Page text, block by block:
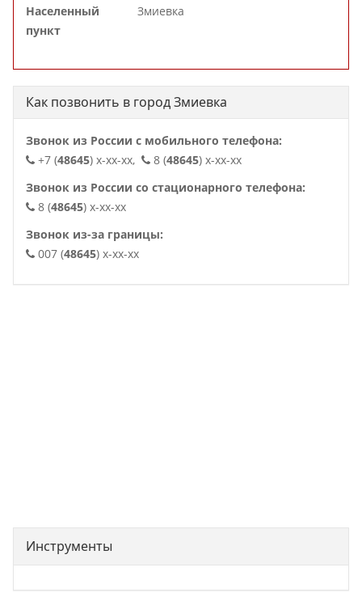
Населенный
пункт
Змиевка
Как позвонить в город Змиевка
Звонок из России с мобильного телефона:
+7 (48645) x-xx-xx, 8 (48645) x-xx-xx
Звонок из России со стационарного телефона:
8 (48645) x-xx-xx
Звонок из-за границы:
007 (48645) x-xx-xx
. .
Инструменты